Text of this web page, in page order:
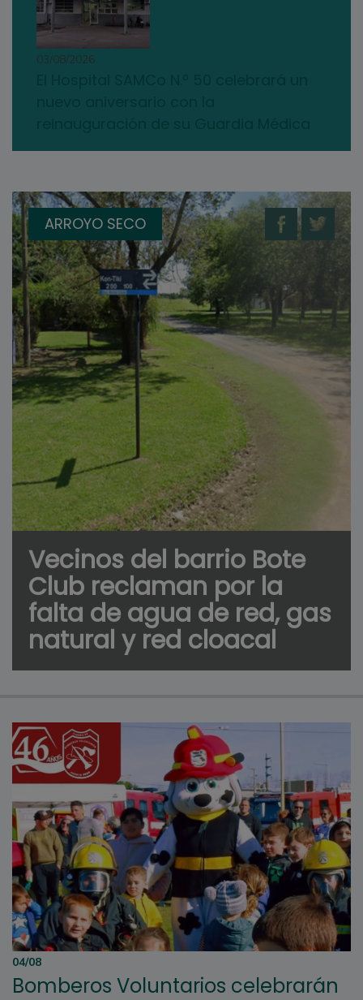
03/08/2026
ARROYO SECO
Vecinos del barrio Bote
Club reclaman por la
falta de agua de red, gas
natural y red cloacal
04/08
Bomberos Voluntarios celebrarán